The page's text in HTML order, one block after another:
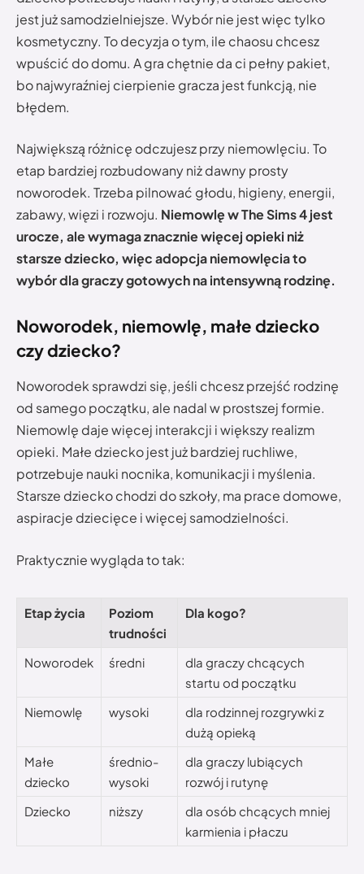
jest już samodzielniejsze. Wybór nie jest więc tylko
kosmetyczny. To decyzja o tym, ile chaosu chcesz
wpuścić do domu. A gra chętnie da ci pełny pakiet,
bo najwyraźniej cierpienie gracza jest funkcją, nie
błędem.
Największą różnicę odczujesz przy niemowlęciu. To
etap bardziej rozbudowany niż dawny prosty
noworodek. Trzeba pilnować głodu, higieny, energii,
zabawy, więzi i rozwoju. Niemowlę w The Sims 4 jest
urocze, ale wymaga znacznie więcej opieki niż
starsze dziecko, więc adopcja niemowlęcia to
wybór dla graczy gotowych na intensywną rodzinę.
Noworodek, niemowlę, małe dziecko
czy dziecko?
Noworodek sprawdzi się, jeśli chcesz przejść rodzinę
od samego początku, ale nadal w prostszej formie.
Niemowlę daje więcej interakcji i większy realizm
opieki. Małe dziecko jest już bardziej ruchliwe,
potrzebuje nauki nocnika, komunikacji i myślenia.
Starsze dziecko chodzi do szkoły, ma prace domowe,
aspiracje dziecięce i więcej samodzielności.
Praktycznie wygląda to tak:
Etap życia
Poziom
trudności
Dla kogo?
Noworodek średni
dla graczy chcących
startu od początku
Niemowlę
wysoki
dla rodzinnej rozgrywki z
dużą opieką
Małe
dziecko
średnio-
wysoki
dla graczy lubiących
rozwój i rutynę
Dziecko
niższy
dla osób chcących mniej
karmienia i płaczu